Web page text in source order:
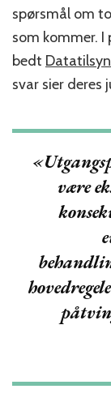
spørsmål om
som kommer.
bedt
svar sier deres
være